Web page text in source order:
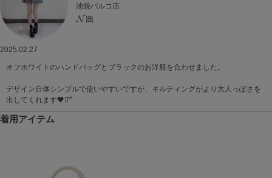
池袋パルコ店
𝓝🎀
2025.02.27
オフホワイトのハンドバッグとブラックのお洋服を合わせました。
デザイン自体シンプルで使いやすいですが、キルティングがより大人っぽさを
出してくれます🖤⋆͛*͛
着用アイテム